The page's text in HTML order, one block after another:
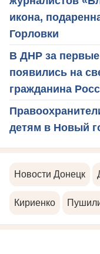
икона,
Горловки
В ДНР за первые
появились на
гражданина
детям в Новый
Новости Донецк
Кириенко